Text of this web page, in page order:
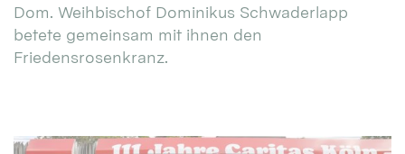
Dom. Weihbischof Dominikus Schwaderlapp
betete gemeinsam mit ihnen den
Friedensrosenkranz.